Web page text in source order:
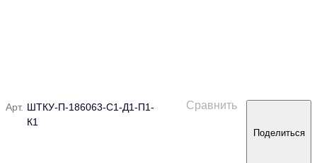
Арт. ШТКУ-П-186063-С1-Д1-П1-
К1
Сравнить
Поделиться